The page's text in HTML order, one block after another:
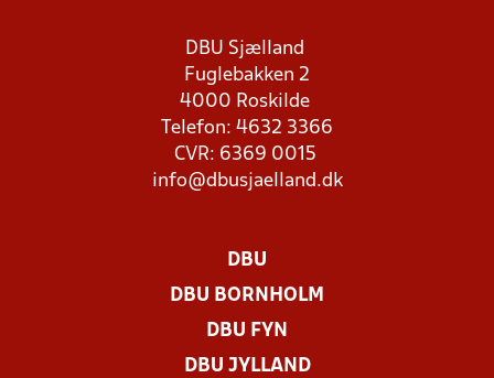
DBU Sjælland
Fuglebakken 2
4000 Roskilde
Telefon: 4632 3366
CVR: 6369 0015
info@dbusjaelland.dk
DBU
DBU BORNHOLM
DBU FYN
DBU JYLLAND